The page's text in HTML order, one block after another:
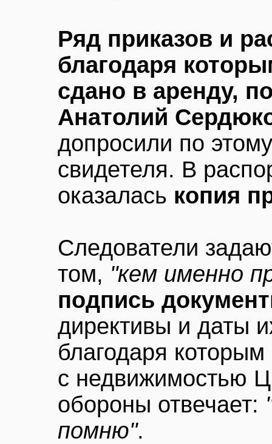
Ряд приказов и
благодаря
сдано в аренду,
Анатолий
допросили по
свидетеля. В
оказалась копия
Следователи
том, "кем именно
подпись
директивы и даты
благодаря
с недвижимостью
обороны отвечает:
помню".